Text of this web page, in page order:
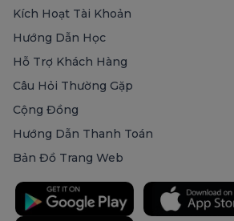
Kích Hoạt Tài Khoản
Hướng Dẫn Học
Hỗ Trợ Khách Hàng
Câu Hỏi Thường Gặp
Cộng Đồng
Hướng Dẫn Thanh Toán
Bản Đồ Trang Web